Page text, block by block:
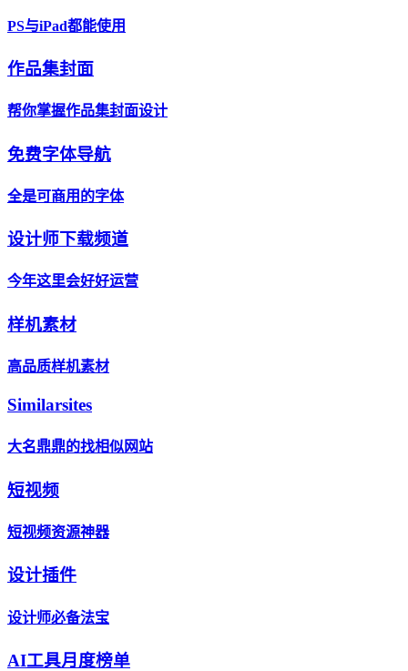
PS与iPad都能使用
作品集封面
帮你掌握作品集封面设计
免费字体导航
全是可商用的字体
设计师下载频道
今年这里会好好运营
样机素材
高品质样机素材
Similarsites
大名鼎鼎的找相似网站
短视频
短视频资源神器
设计插件
设计师必备法宝
AI工具月度榜单